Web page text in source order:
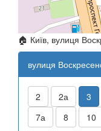
🏠 Київ, вулиця
вулиця
2 2а 3
7а
8 10